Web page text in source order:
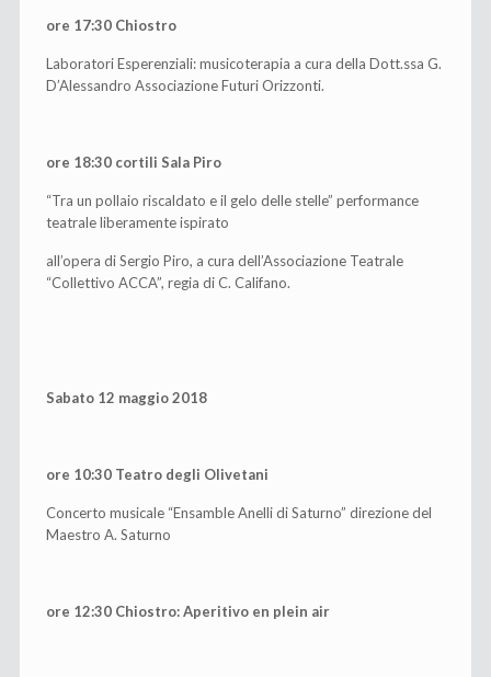
ore 17:30 Chiostro
Laboratori Esperenziali: musicoterapia a cura della Dott.ssa G.
D’Alessandro Associazione Futuri Orizzonti.
ore 18:30 cortili Sala Piro
“Tra un pollaio riscaldato e il gelo delle stelle” performance
teatrale liberamente ispirato
all’opera di Sergio Piro, a cura dell’Associazione Teatrale
“Collettivo ACCA”, regia di C. Califano.
Sabato 12 maggio 2018
ore 10:30 Teatro degli Olivetani
Concerto musicale “Ensamble Anelli di Saturno” direzione del
Maestro A. Saturno
ore 12:30 Chiostro: Aperitivo en plein air